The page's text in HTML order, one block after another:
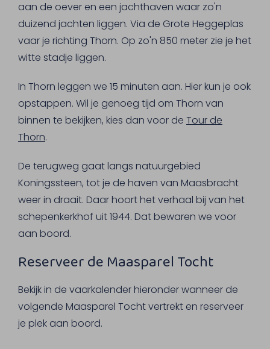
aan de oever en een jachthaven waar zo'n
duizend jachten liggen. Via de Grote Heggeplas
vaar je richting Thorn. Op zo'n 850 meter zie je het
witte stadje liggen.
In Thorn leggen we 15 minuten aan. Hier kun je ook
opstappen. Wil je genoeg tijd om Thorn van
binnen te bekijken, kies dan voor de Tour de
Thorn.
De terugweg gaat langs natuurgebied
Koningssteen, tot je de haven van Maasbracht
weer in draait. Daar hoort het verhaal bij van het
schepenkerkhof uit 1944. Dat bewaren we voor
aan boord.
Reserveer de Maasparel Tocht
Bekijk in de vaarkalender hieronder wanneer de
volgende Maasparel Tocht vertrekt en reserveer
je plek aan boord.